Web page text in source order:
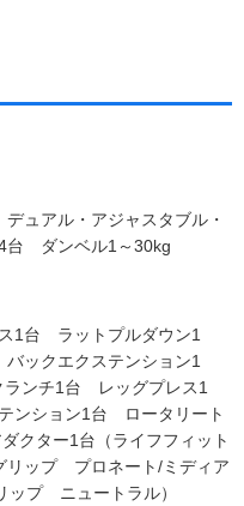
ュアル・アジャスタブル・
台 ダンベル1～30kg
1台 ラットプルダウン1
ックエクステンション1
ンチ1台 レッグプレス1
ンション1台 ロータリート
クター1台（ライフフィット
リップ プロネート/ミディア
ップ ニュートラル）